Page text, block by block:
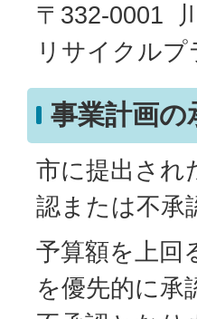
〒332-0001
リサイクル
事業計画の
市に提出され
認または不承
予算額を上回
を優先的に承